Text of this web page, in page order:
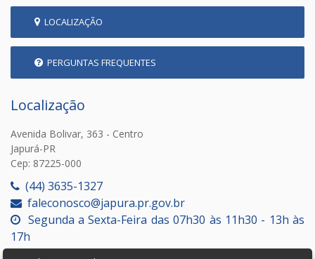
LOCALIZAÇÃO
PERGUNTAS FREQUENTES
Localização
Avenida Bolivar, 363 - Centro
Japurá-PR
Cep: 87225-000
(44) 3635-1327
faleconosco@japura.pr.gov.br
Segunda a Sexta-Feira das 07h30 às 11h30 - 13h às
17h